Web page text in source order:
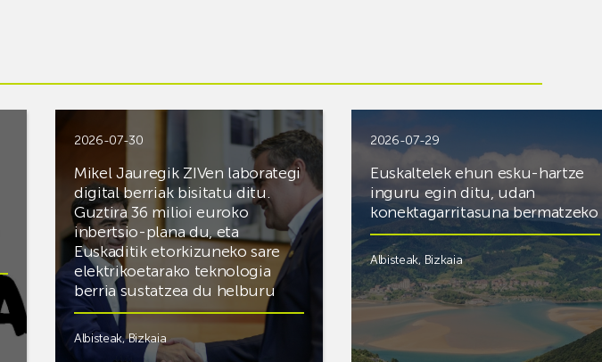
2026-07-30
Mikel Jauregik ZIVen laborategi
digital berriak bisitatu ditu.
Guztira 36 milioi euroko
inbertsio-plana du, eta
Euskaditik etorkizuneko sare
elektrikoetarako teknologia
berria sustatzea du helburu
Albisteak,Bizkaia
2026-07-29
Euskaltelek ehun esku-hartze
inguru egin ditu, udan
konektagarritasuna bermatzeko
Albisteak, Bizkaia